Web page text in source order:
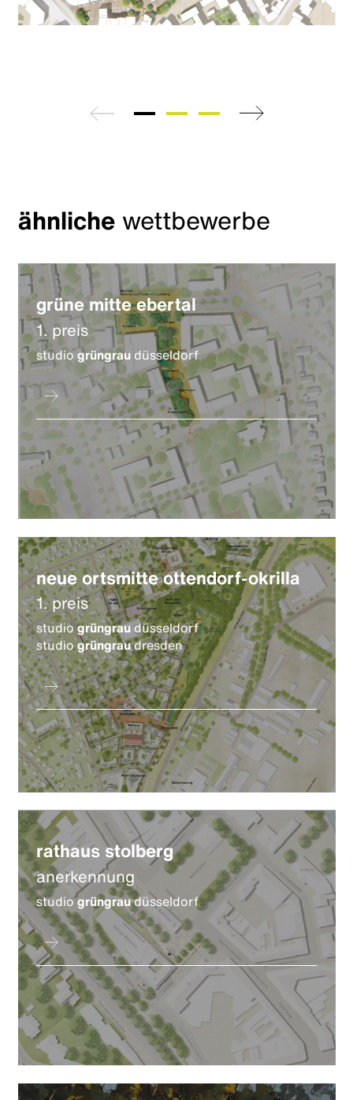
zurück weiter
ähnlichewettbewerbe
grüne mitte ebertal
1. preis
studiogrüngrau düsseldorf
neue ortsmitte ottendorf-okrilla
1. preis
studiogrüngraudüsseldorf
studiogrüngraudresden
rathaus stolberg
anerkennung
studiogrüngraudüsseldorf